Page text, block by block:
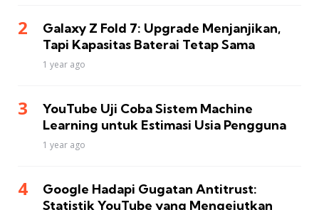
Galaxy Z Fold 7: Upgrade Menjanjikan,
Tapi Kapasitas Baterai Tetap Sama
1 year ago
YouTube Uji Coba Sistem Machine
Learning untuk Estimasi Usia Pengguna
1 year ago
Google Hadapi Gugatan Antitrust:
Statistik YouTube yang Mengejutkan